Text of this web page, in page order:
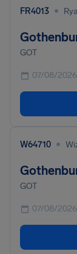
FR4013 •
GOT
07/08/2026
W64710 •
GOT
07/08/2026